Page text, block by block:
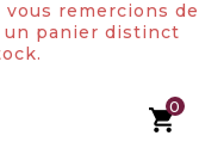
remercions de
un panier distinct
0